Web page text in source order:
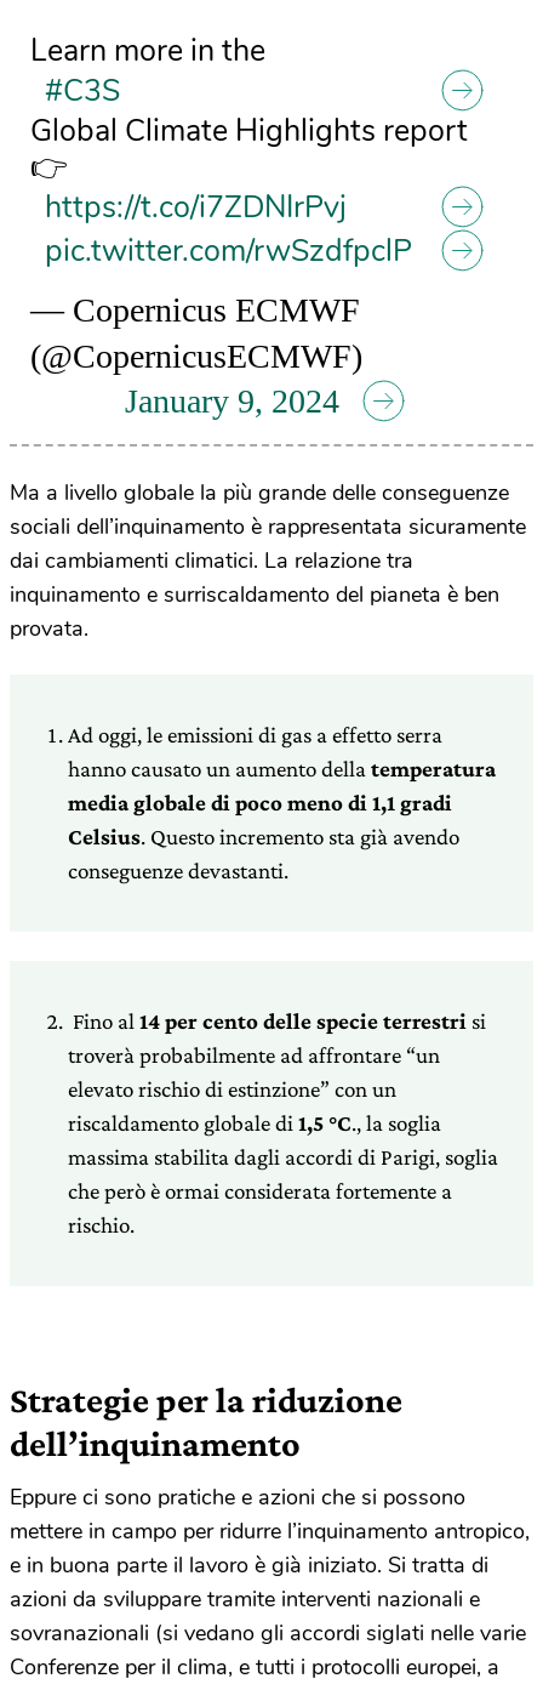
Learn more in the
#C3S
Global Climate Highlights report
👉
https://t.co/i7ZDNIrPvj
pic.twitter.com/rwSzdfpclP
— Copernicus ECMWF
(@CopernicusECMWF)
January 9, 2024
Ma a livello globale la più grande delle conseguenze
sociali dell’inquinamento è rappresentata sicuramente
dai cambiamenti climatici. La relazione tra
inquinamento e surriscaldamento del pianeta è ben
provata.
Ad oggi, le emissioni di gas a effetto serra
hanno causato un aumento dellatemperatura
media globale di poco meno di 1,1 gradi
Celsius. Questo incremento sta già avendo
conseguenze devastanti.
Fino al14 per cento delle specie terrestri si
troverà probabilmente ad affrontare “un
elevato rischio di estinzione” con un
riscaldamento globale di1,5 °C., la soglia
massima stabilita dagli accordi di Parigi, soglia
che però è ormai considerata fortemente a
rischio.
Strategie per la riduzione
dell’inquinamento
Eppure ci sono pratiche e azioni che si possono
mettere in campo per ridurre l’inquinamento antropico,
e in buona parte il lavoro è già iniziato. Si tratta di
azioni da sviluppare tramite interventi nazionali e
sovranazionali (si vedano gli accordi siglati nelle varie
Conferenze per il clima, e tutti i protocolli europei, a